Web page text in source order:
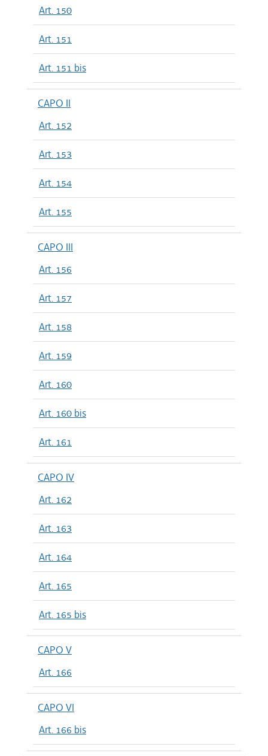
Art. 150
Art. 151
Art. 151 bis
CAPO II
Art. 152
Art. 153
Art. 154
Art. 155
CAPO III
Art. 156
Art. 157
Art. 158
Art. 159
Art. 160
Art. 160 bis
Art. 161
CAPO IV
Art. 162
Art. 163
Art. 164
Art. 165
Art. 165 bis
CAPO V
Art. 166
CAPO VI
Art. 166 bis